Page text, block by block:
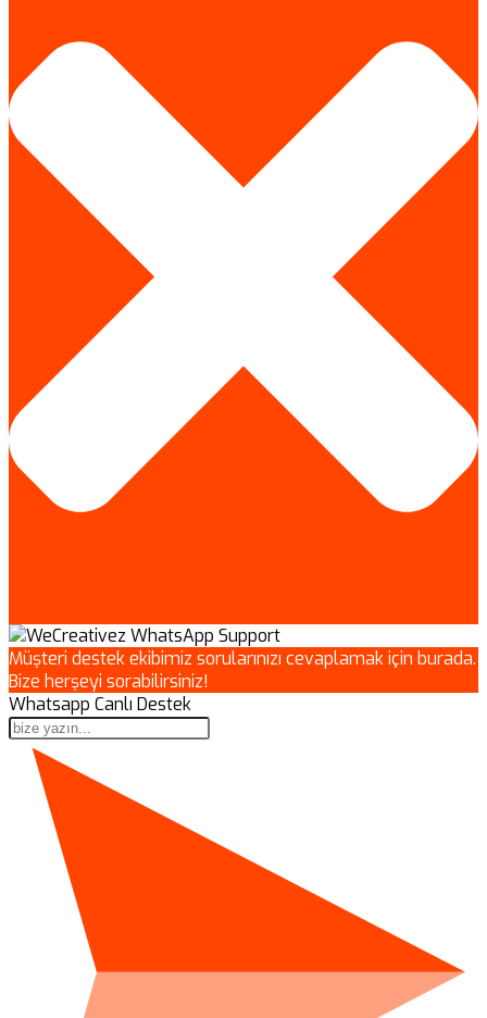
Müşteri destek ekibimiz sorularınızı cevaplamak için burada.
Bize herşeyi sorabilirsiniz!
Whatsapp Canlı Destek